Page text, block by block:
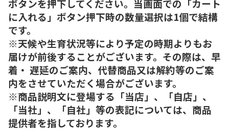
ボタンを押下してください。当画面での「カート
に入れる」ボタン押下時の数量選択は1個で結構
です。
※天候や生育状況等により予定の時期よりもお
届けが前後することがございます。その際は、早
着・ 遅延のご案内、代替商品又は解約等のご案
内をさせていただく場合がございます。
※商品説明文に登場する「当店」、「自店」、
「当社」、「自社」等の表記については、商品
提供者を指しております。